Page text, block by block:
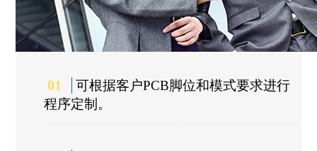
01
可根据客户PCB脚位和模式要求进行
程序定制。